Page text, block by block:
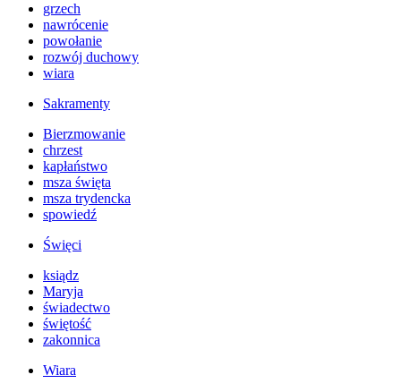
grzech
nawrócenie
powołanie
rozwój duchowy
wiara
Sakramenty
Bierzmowanie
chrzest
kapłaństwo
msza święta
msza trydencka
spowiedź
Święci
ksiądz
Maryja
świadectwo
świętość
zakonnica
Wiara